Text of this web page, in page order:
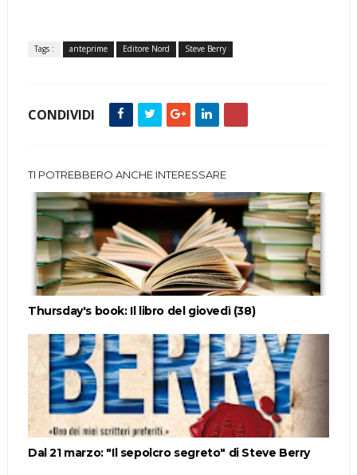
Tags : anteprime Editore Nord Steve Berry
CONDIVIDI
TI POTREBBERO ANCHE INTERESSARE
Thursday's book: Il libro del giovedì (38)
Dal 21 marzo: "Il sepolcro segreto" di Steve Berry